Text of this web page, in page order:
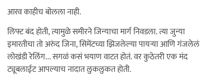
आरव काहीच बोलला नाही.
लिफ्ट बंद होती, त्यामुळे समीरने जिन्याचा मार्ग निवडला. त्या जुन्या
इमारतीचा तो अरुंद जिना, सिमेंटच्या झिजलेल्या पायऱ्या आणि गंजलेलं
लोखंडी रेलिंग... सगळं कसं भयाण वाटत होतं. वर कुठेतरी एक मंद
ट्यूबलाईट आपल्याच नादात लुकलुकत होती.